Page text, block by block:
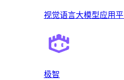
视觉语言大模型应用
极智